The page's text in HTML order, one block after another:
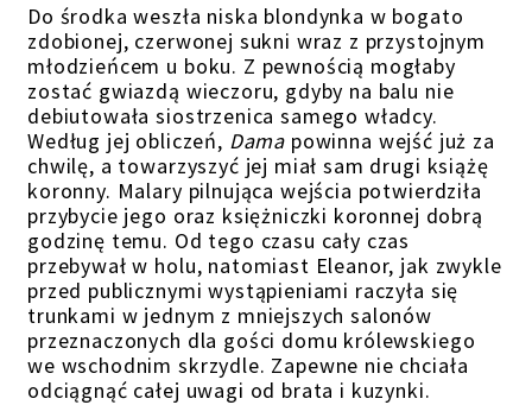
Do środka weszła niska blondynka w bogato
zdobionej, czerwonej sukni wraz z przystojnym
młodzieńcem u boku. Z pewnością mogłaby
zostać gwiazdą wieczoru, gdyby na balu nie
debiutowała siostrzenica samego władcy.
Według jej obliczeń, Dama powinna wejść już za
chwilę, a towarzyszyć jej miał sam drugi książę
koronny. Malary pilnująca wejścia potwierdziła
przybycie jego oraz księżniczki koronnej dobrą
godzinę temu. Od tego czasu cały czas
przebywał w holu, natomiast Eleanor, jak zwykle
przed publicznymi wystąpieniami raczyła się
trunkami w jednym z mniejszych salonów
przeznaczonych dla gości domu królewskiego
we wschodnim skrzydle. Zapewne nie chciała
odciągnąć całej uwagi od brata i kuzynki.